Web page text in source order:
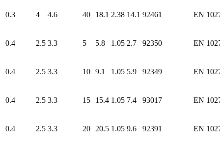
0.3 4 4.6 40 18.1 2.38 14.1 92461 EN
0.4 2.5 3.3 5 5.8 1.05 2.7 92350 EN
0.4 2.5 3.3 10 9.1 1.05 5.9 92349 EN
0.4 2.5 3.3 15 15.4 1.05 7.4 93017 EN
0.4 2.5 3.3 20 20.5 1.05 9.6 92391 EN